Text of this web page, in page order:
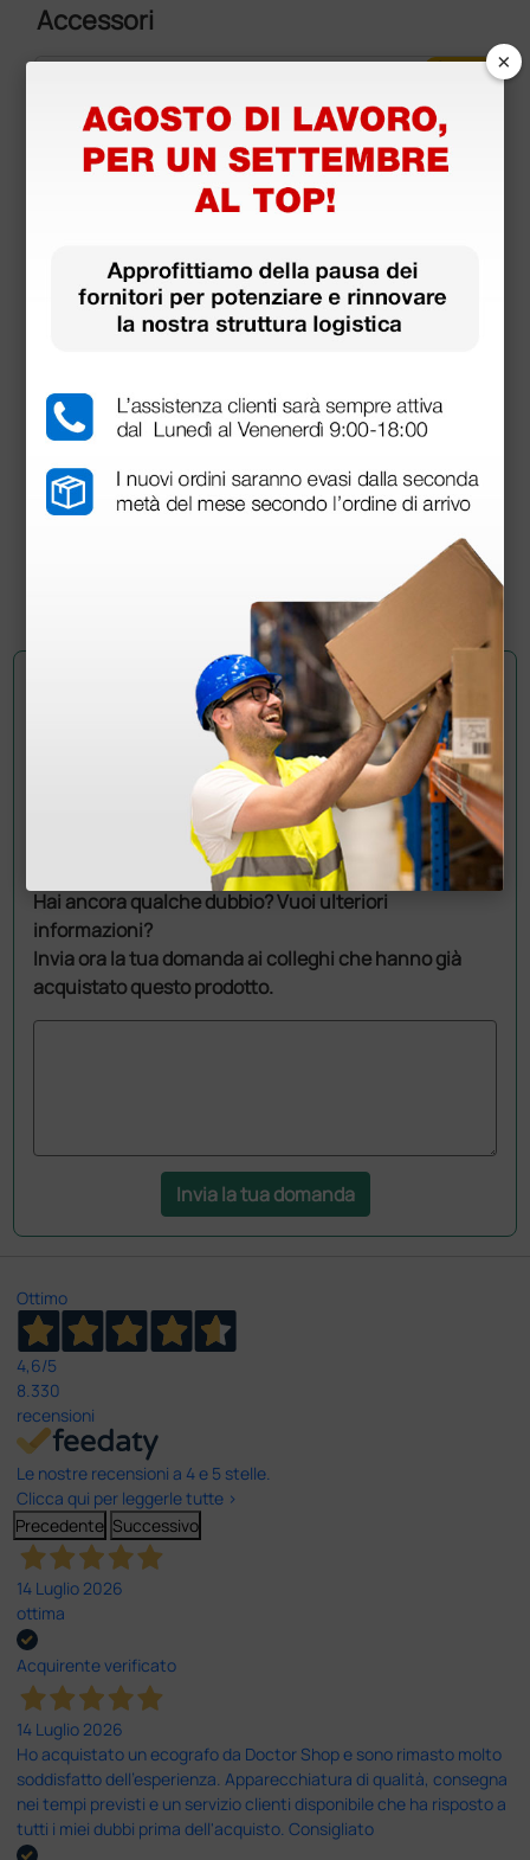
TEMP
• Intervallo di misurazione e allarme: 0-50 °C
Generali
• Alimentazione: 110-240 V - 50/60 Hz
• Classificazione di sicurezza: Classe I tipo CF
• Protezione contro interferenze da defibrillazione
• Peso: 3 kg
Accessori
Bracciale per holter pressorio Gima ABPM -
pediatrico
più opzioni
Chiedi a un collega
Hai ancora qualche dubbio? Vuoi ulteriori
informazioni?
Invia ora la tua domanda ai colleghi che hanno già
acquistato questo prodotto.
Invia la tua domanda
Ottimo
4,6/5
8.330
recensioni
Le nostre recensioni a 4 e 5 stelle.
Clicca qui per leggerle tutte >
Precedente Successivo
14 Luglio 2026
ottima
Acquirente verificato
14 Luglio 2026
Ho acquistato un ecografo da Doctor Shop e sono rimasto molto
soddisfatto dell'esperienza. Apparecchiatura di qualità, consegna
nei tempi previsti e un servizio clienti disponibile che ha risposto a
tutti i miei dubbi prima dell'acquisto. Consigliato
×